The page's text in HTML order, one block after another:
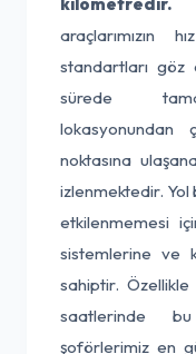
araçlarımızın
standartları göz
sürede
lokasyonundan
noktasına
izlenmektedir. Yol
etkilenmemesi
sistemlerine ve
sahiptir.
saatlerinde
şoförlerimiz en